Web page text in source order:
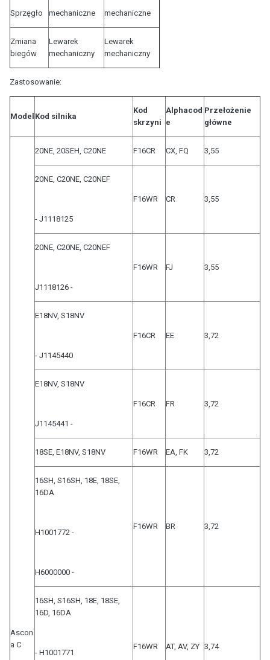
Sprzęgło mechaniczne mechaniczne
Zmiana
biegów
Lewarek
mechaniczny
Lewarek
mechaniczny
Zastosowanie:
Model Kod silnika
Kod
skrzyni
Alphacod
e
Przełożenie
główne
Ascon
a C
20NE, 20SEH, C20NE F16CR CX, FQ 3,55
20NE, C20NE, C20NEF
- J1118125
F16WR CR 3,55
20NE, C20NE, C20NEF
J1118126 -
F16WR FJ 3,55
E18NV, S18NV
- J1145440
F16CR EE 3,72
E18NV, S18NV
J1145441 -
F16CR FR 3,72
18SE, E18NV, S18NV F16WR EA, FK 3,72
16SH, S16SH, 18E, 18SE,
16DA
H1001772 -
H6000000 -
F16WR BR 3,72
16SH, S16SH, 18E, 18SE,
16D, 16DA
- H1001771
F16WR AT, AV, ZY 3,74